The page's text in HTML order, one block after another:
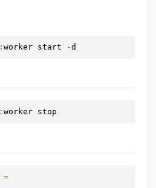
: worker start -d
: worker stop
=